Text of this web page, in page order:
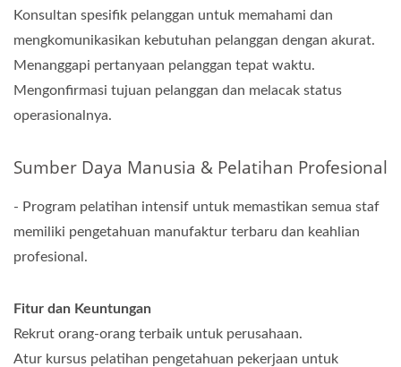
Konsultan spesifik pelanggan untuk memahami dan
mengkomunikasikan kebutuhan pelanggan dengan akurat.
Menanggapi pertanyaan pelanggan tepat waktu.
Mengonfirmasi tujuan pelanggan dan melacak status
operasionalnya.
Sumber Daya Manusia & Pelatihan Profesional
- Program pelatihan intensif untuk memastikan semua staf
memiliki pengetahuan manufaktur terbaru dan keahlian
profesional.
Fitur dan Keuntungan
Rekrut orang-orang terbaik untuk perusahaan.
Atur kursus pelatihan pengetahuan pekerjaan untuk